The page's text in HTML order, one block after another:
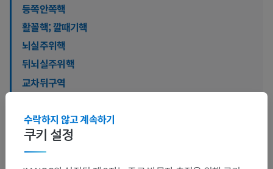
등쪽안쪽핵
활꼴핵; 깔때기핵
뇌실주위핵
뒤뇌실주위핵
교차뒤구역
시상하부배쪽안쪽핵
쿠키 설정
수락하지 않고 계속하기